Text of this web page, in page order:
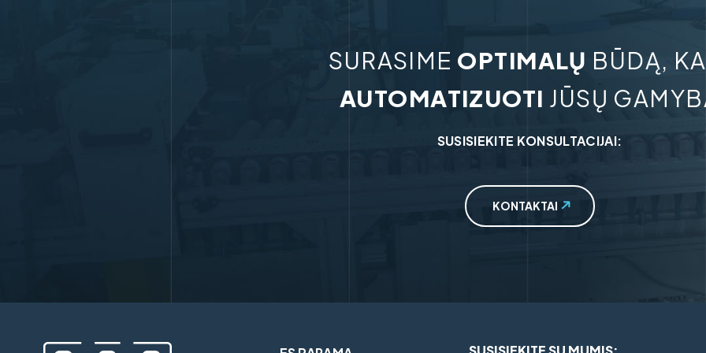
SURASIME OPTIMALŲ BŪDĄ,
AUTOMATIZUOTI JŪSŲ
SUSISIEKITE KONSULTACIJAI:
KONTAKTAI